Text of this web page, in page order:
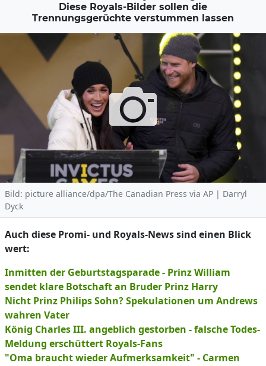
Diese Royals-Bilder sollen die
Trennungsgerüchte verstummen lassen
Bild: picture alliance/dpa/The Canadian Press via AP | Darryl
Dyck
Auch diese Promi- und Royals-News sind einen Blick
wert:
Inmitten der Geburtstagsparade - Prinz William
sendet klare Botschaft an Bruder Prinz Harry
Nicht Prinz Philips Sohn? Spekulationen um Andrews
wahren Vater
König Charles III. angeblich gestorben - falsche Todes-
Meldung erschüttert Royals-Fans
"Oma braucht wieder Aufmerksamkeit" - Carmen